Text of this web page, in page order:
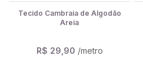
Tecido Cambraia de Algodão
Areia
R$ 29,90 /metro